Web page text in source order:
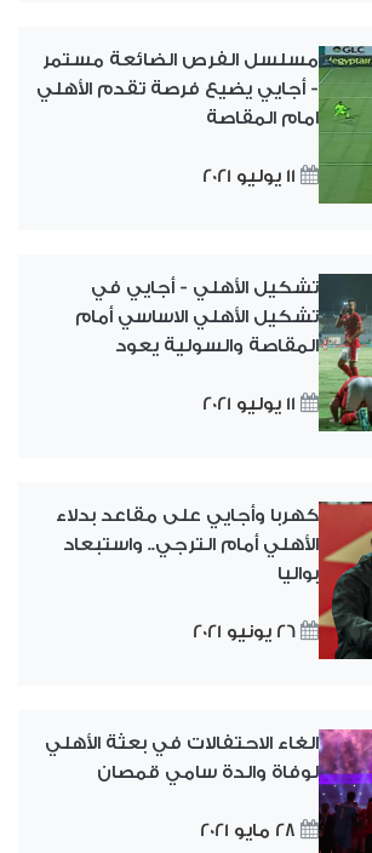
مسلسل الفرص الضائعة مستمر
- أجايي يضيع فرصة تقدم الأهلي
امام المقاصة
11 يوليو 2021
تشكيل الأهلي - أجايي في
تشكيل الأهلي الاساسي أمام
المقاصة والسولية يعود
11 يوليو 2021
كهربا وأجايي على مقاعد بدلاء
الأهلي أمام الترجي.. واستبعاد
بواليا
26 يونيو 2021
الغاء الاحتفالات في بعثة الأهلي
لوفاة والدة سامي قمصان
28 مايو 2021